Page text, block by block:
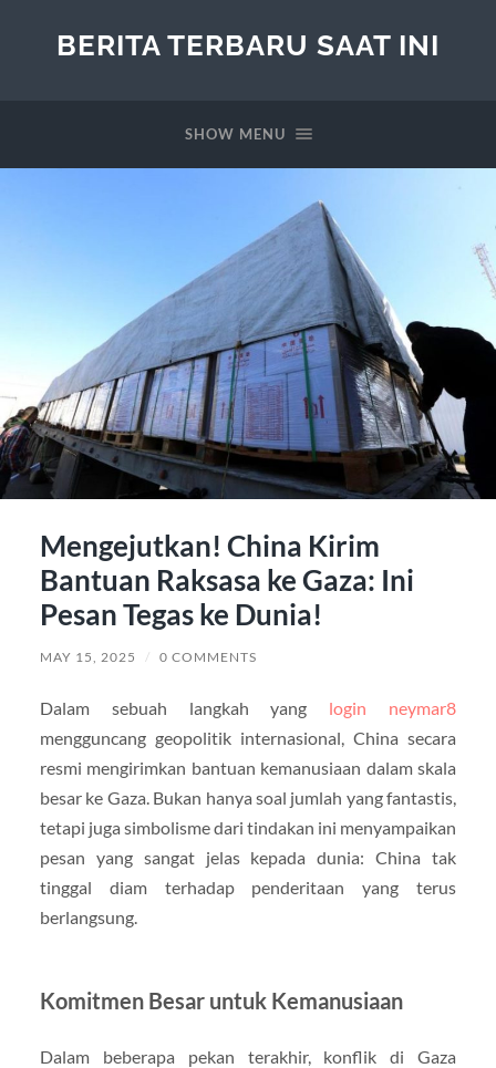
BERITA TERBARU SAAT INI
SHOW MENU
Mengejutkan! China Kirim
Bantuan Raksasa ke Gaza: Ini
Pesan Tegas ke Dunia!
MAY 15, 2025 / 0 COMMENTS
Dalam sebuah langkah yang login neymar8
mengguncang geopolitik internasional, China secara
resmi mengirimkan bantuan kemanusiaan dalam skala
besar ke Gaza. Bukan hanya soal jumlah yang fantastis,
tetapi juga simbolisme dari tindakan ini menyampaikan
pesan yang sangat jelas kepada dunia: China tak
tinggal diam terhadap penderitaan yang terus
berlangsung.
Komitmen Besar untuk Kemanusiaan
Dalam beberapa pekan terakhir, konflik di Gaza